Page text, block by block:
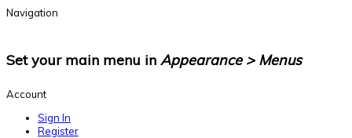
Navigation
Set your main menu in Appearance > Menus
Account
Sign In
Register